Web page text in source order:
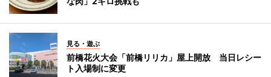
見る・遊ぶ
前橋花火大会「前橋リリカ」屋上開放 当日レシー
ト入場制に変更